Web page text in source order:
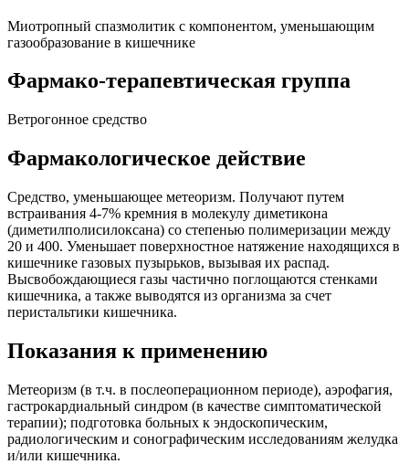
Миотропный спазмолитик с компонентом, уменьшающим
газообразование в кишечнике
Фармако-терапевтическая группа
Ветрогонное средство
Фармакологическое действие
Средство, уменьшающее метеоризм. Получают путем
встраивания 4-7% кремния в молекулу диметикона
(диметилполисилоксана) со степенью полимеризации между
20 и 400. Уменьшает поверхностное натяжение находящихся в
кишечнике газовых пузырьков, вызывая их распад.
Высвобождающиеся газы частично поглощаются стенками
кишечника, а также выводятся из организма за счет
перистальтики кишечника.
Показания к применению
Метеоризм (в т.ч. в послеоперационном периоде), аэрофагия,
гастрокардиальный синдром (в качестве симптоматической
терапии); подготовка больных к эндоскопическим,
радиологическим и сонографическим исследованиям желудка
и/или кишечника.